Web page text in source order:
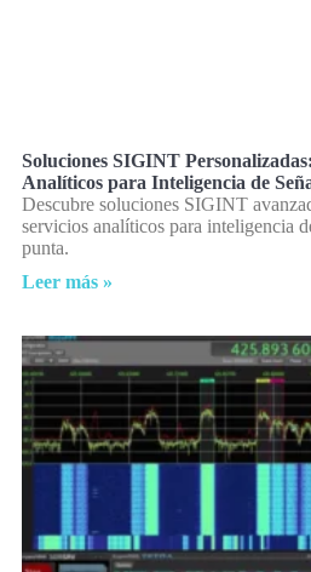
Soluciones SIGINT
Analíticos para Inteligencia de
Descubre soluciones SIGINT
servicios analíticos para inteligencia
punta.
Leer más »